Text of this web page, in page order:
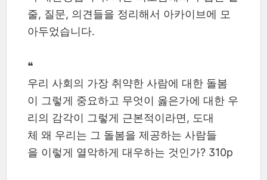
줄, 질문, 의견들을 정리해서 아카이브에 모
아두었습니다.
❝
우리 사회의 가장 취약한 사람에 대한 돌봄
이 그렇게 중요하고 무엇이 옳은가에 대한 우
리의 감각이 그렇게 근본적이라면, 도대
체 왜 우리는 그 돌봄을 제공하는 사람들
을 이렇게 열악하게 대우하는 것인가? 310p